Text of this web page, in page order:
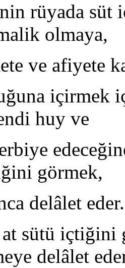
rüyada süt
olmaya,
ve afiyete
içirmek
huy ve
görmek,
delâlet eder.
sütü içtiğini
delâlet